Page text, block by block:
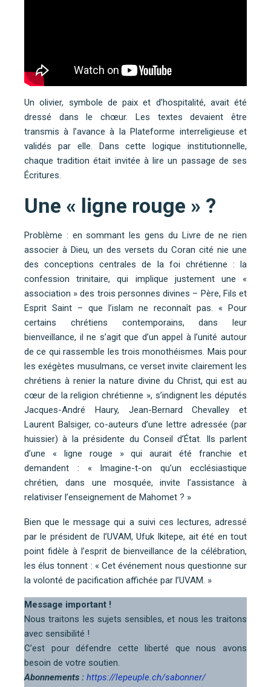
Un olivier, symbole de paix et d’hospitalité, avait été
dressé dans le chœur. Les textes devaient être
transmis à l’avance à la Plateforme interreligieuse et
validés par elle. Dans cette logique institutionnelle,
chaque tradition était invitée à lire un passage de ses
Écritures.
Une « ligne rouge » ?
Problème : en sommant les gens du Livre de ne rien
associer à Dieu, un des versets du Coran cité nie une
des conceptions centrales de la foi chrétienne : la
confession trinitaire, qui implique justement une «
association » des trois personnes divines – Père, Fils et
Esprit Saint – que l’islam ne reconnaît pas. « Pour
certains chrétiens contemporains, dans leur
bienveillance, il ne s’agit que d’un appel à l’unité autour
de ce qui rassemble les trois monothéismes. Mais pour
les exégètes musulmans, ce verset invite clairement les
chrétiens à renier la nature divine du Christ, qui est au
cœur de la religion chrétienne », s’indignent les députés
Jacques-André Haury, Jean-Bernard Chevalley et
Laurent Balsiger, co-auteurs d’une lettre adressée (par
huissier) à la présidente du Conseil d’État. Ils parlent
d’une « ligne rouge » qui aurait été franchie et
demandent : « Imagine-t-on qu’un ecclésiastique
chrétien, dans une mosquée, invite l’assistance à
relativiser l’enseignement de Mahomet ? »
Bien que le message qui a suivi ces lectures, adressé
par le président de l’UVAM, Ufuk Ikitepe, ait été en tout
point fidèle à l’esprit de bienveillance de la célébration,
les élus tonnent : « Cet événement nous questionne sur
la volonté de pacification affichée par l’UVAM. »
Message important !
Nous traitons les sujets sensibles, et nous les traitons
avec sensibilité !
C’est pour défendre cette liberté que nous avons
besoin de votre soutien.
Abonnements : https://lepeuple.ch/sabonner/